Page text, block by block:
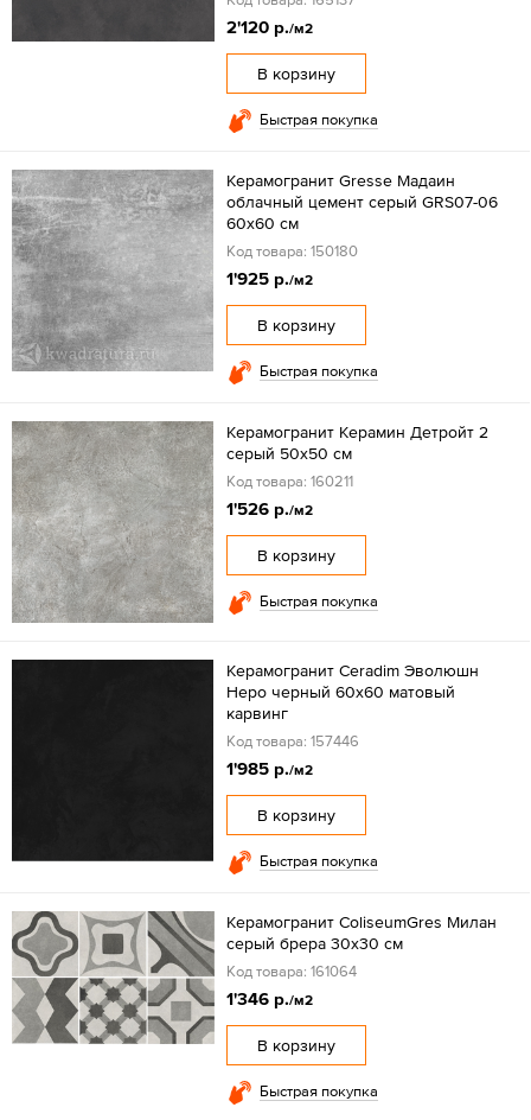
2'120 р./м2
В корзину
Быстрая покупка
Керамогранит Gresse Мадаин
облачный цемент серый GRS07-06
60х60 см
Код товара: 150180
1'925 р./м2
В корзину
Быстрая покупка
Керамогранит Керамин Детройт 2
серый 50x50 см
Код товара: 160211
1'526 р./м2
В корзину
Быстрая покупка
Керамогранит Ceradim Эволюшн
Неро черный 60x60 матовый
карвинг
Код товара: 157446
1'985 р./м2
В корзину
Быстрая покупка
Керамогранит ColiseumGres Милан
серый брера 30x30 см
Код товара: 161064
1'346 р./м2
В корзину
Быстрая покупка